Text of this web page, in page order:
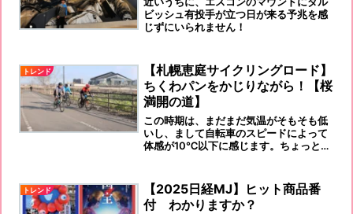
ビッシュ有投手が立つ日が来る予兆を感
じずにいられません！
トレンド
【札幌恵庭サイクリングロード】
ちくわパンをかじりながら！【桜
満開の道】
この時期は、まだまだ気温がそもそも低
いし、まして自転車のスピードによって
体感が10℃以下に感じます。ちょっと厚
トレンド
【2025日経MJ】ヒット商品番
付 わかりますか？